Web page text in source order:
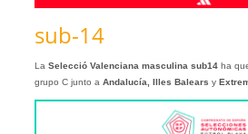
sub-14
La Selecció Valenciana masculina sub14ha
grupo C junto a Andalucía, Illes Balears y